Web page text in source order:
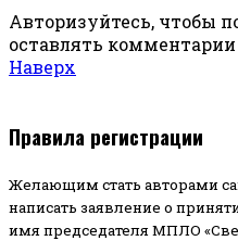
Авторизуйтесь, чтобы
оставлять комментарии
Наверх
Правила регистрации
Желающим стать авторами
написать заявление о
имя председателя МПЛО